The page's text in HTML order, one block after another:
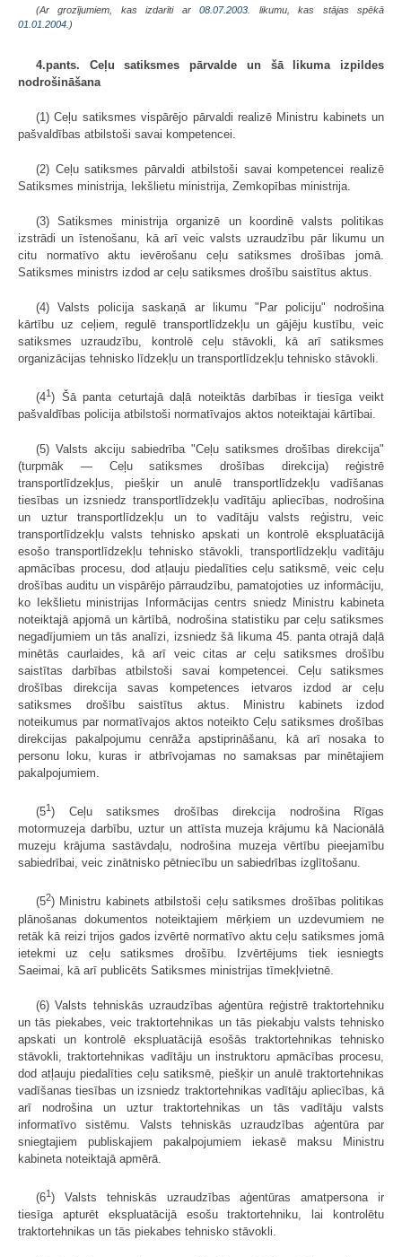
(Ar grozījumiem, kas izdarīti ar08.07.2003 . likumu, kas stājas spēkā
01.01.2004. )
4.pants. Ceļu satiksmes pārvalde un šā likuma izpildes
nodrošināšana
(1) Ceļu satiksmes vispārējo pārvaldi realizē Ministru kabinets un
pašvaldības atbilstoši savai kompetencei.
(2) Ceļu satiksmes pārvaldi atbilstoši savai kompetencei realizē
Satiksmes ministrija, Iekšlietu ministrija, Zemkopības ministrija.
(3) Satiksmes ministrija organizē un koordinē valsts politikas
izstrādi un īstenošanu, kā arī veic valsts uzraudzību pār likumu un
citu normatīvo aktu ievērošanu ceļu satiksmes drošības jomā.
Satiksmes ministrs izdod ar ceļu satiksmes drošību saistītus aktus.
(4) Valsts policija saskaņā ar likumu "Par policiju" nodrošina
kārtību uz ceļiem, regulē transportlīdzekļu un gājēju kustību, veic
satiksmes uzraudzību, kontrolē ceļu stāvokli, kā arī satiksmes
organizācijas tehnisko līdzekļu un transportlīdzekļu tehnisko stāvokli.
(41) Šā panta ceturtajā daļā noteiktās darbības ir tiesīga veikt
pašvaldības policija atbilstoši normatīvajos aktos noteiktajai kārtībai.
(5) Valsts akciju sabiedrība "Ceļu satiksmes drošības direkcija"
(turpmāk — Ceļu satiksmes drošības direkcija) reģistrē
transportlīdzekļus, piešķir un anulē transportlīdzekļu vadīšanas
tiesības un izsniedz transportlīdzekļu vadītāju apliecības, nodrošina
un uztur transportlīdzekļu un to vadītāju valsts reģistru, veic
transportlīdzekļu valsts tehnisko apskati un kontrolē ekspluatācijā
esošo transportlīdzekļu tehnisko stāvokli, transportlīdzekļu vadītāju
apmācības procesu, dod atļauju piedalīties ceļu satiksmē, veic ceļu
drošības auditu un vispārējo pārraudzību, pamatojoties uz informāciju,
ko Iekšlietu ministrijas Informācijas centrs sniedz Ministru kabineta
noteiktajā apjomā un kārtībā, nodrošina statistiku par ceļu satiksmes
negadījumiem un tās analīzi, izsniedz šā likuma 45. panta otrajā daļā
minētās caurlaides, kā arī veic citas ar ceļu satiksmes drošību
saistītas darbības atbilstoši savai kompetencei. Ceļu satiksmes
drošības direkcija savas kompetences ietvaros izdod ar ceļu
satiksmes drošību saistītus aktus. Ministru kabinets izdod
noteikumus par normatīvajos aktos noteikto Ceļu satiksmes drošības
direkcijas pakalpojumu cenrāža apstiprināšanu, kā arī nosaka to
personu loku, kuras ir atbrīvojamas no samaksas par minētajiem
pakalpojumiem.
(51) Ceļu satiksmes drošības direkcija nodrošina Rīgas
motormuzeja darbību, uztur un attīsta muzeja krājumu kā Nacionālā
muzeju krājuma sastāvdaļu, nodrošina muzeja vērtību pieejamību
sabiedrībai, veic zinātnisko pētniecību un sabiedrības izglītošanu.
(52) Ministru kabinets atbilstoši ceļu satiksmes drošības politikas
plānošanas dokumentos noteiktajiem mērķiem un uzdevumiem ne
retāk kā reizi trijos gados izvērtē normatīvo aktu ceļu satiksmes jomā
ietekmi uz ceļu satiksmes drošību. Izvērtējums tiek iesniegts
Saeimai, kā arī publicēts Satiksmes ministrijas tīmekļvietnē.
(6) Valsts tehniskās uzraudzības aģentūra reģistrē traktortehniku
un tās piekabes, veic traktortehnikas un tās piekabju valsts tehnisko
apskati un kontrolē ekspluatācijā esošās traktortehnikas tehnisko
stāvokli, traktortehnikas vadītāju un instruktoru apmācības procesu,
dod atļauju piedalīties ceļu satiksmē, piešķir un anulē traktortehnikas
vadīšanas tiesības un izsniedz traktortehnikas vadītāju apliecības, kā
arī nodrošina un uztur traktortehnikas un tās vadītāju valsts
informatīvo sistēmu. Valsts tehniskās uzraudzības aģentūra par
sniegtajiem publiskajiem pakalpojumiem iekasē maksu Ministru
kabineta noteiktajā apmērā.
(61) Valsts tehniskās uzraudzības aģentūras amatpersona ir
tiesīga apturēt ekspluatācijā esošu traktortehniku, lai kontrolētu
traktortehnikas un tās piekabes tehnisko stāvokli.